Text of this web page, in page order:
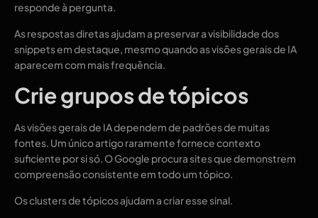
responde à pergunta.
As respostas diretas ajudam a preservar a visibilidade dos
snippets em destaque, mesmo quando as visões gerais de IA
aparecem com mais frequência.
Crie grupos de tópicos
As visões gerais de IA dependem de padrões de muitas
fontes. Um único artigo raramente fornece contexto
suficiente por si só. O Google procura sites que demonstrem
compreensão consistente em todo um tópico.
Os clusters de tópicos ajudam a criar esse sinal.